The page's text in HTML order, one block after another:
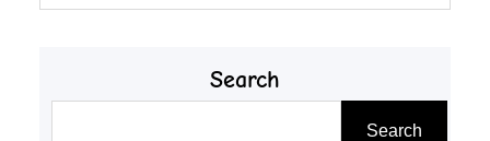
Search
Search